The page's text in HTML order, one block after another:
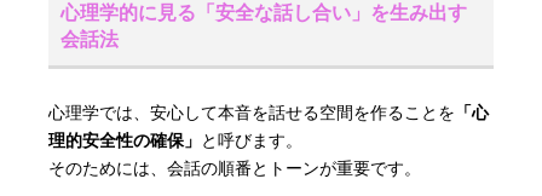
心理学的に見る「安全な話し合い」を生み出す
会話法
心理学では、安心して本音を話せる空間を作ることを 「心
理的安全性の確保」 と呼びます。
そのためには、会話の順番とトーンが重要です。